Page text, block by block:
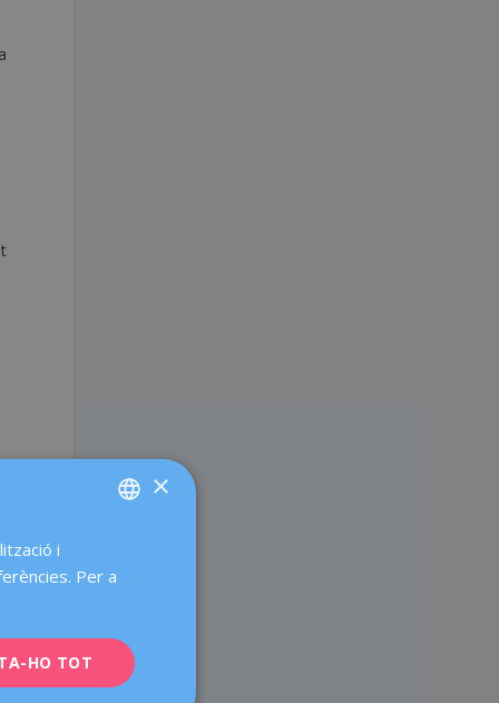
CATALÀ
FRENCH
×
i
Per a
HO TOT